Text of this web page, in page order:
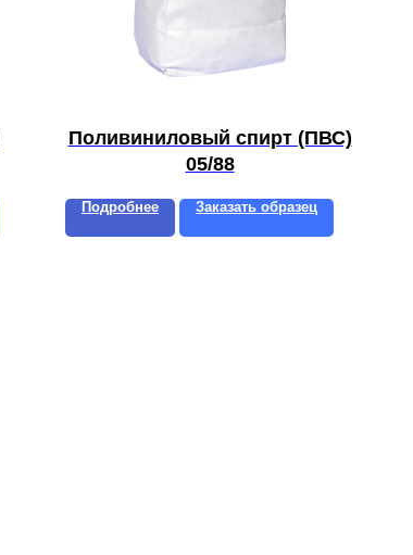
Поливиниловый спирт (ПВС)
05/88
Подробнее Заказать образец